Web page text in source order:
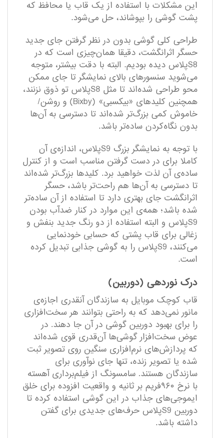
این مشکلات با استفاده از یک قاب یا محافظ که
پشت گوشی را بپوشاند، حل می‌شود.
طراحی کلی گوشی بدون در نظر گرفتن جای جدید
حسگر اثرانگشت، دقیقا همان‌چیزی است که در
S8پلاس دیده بودیم. البته با دقت بیشتر، متوجه
می‌شوید سنسورهای بالای نمایشگر تا جای ممکن
محو طراحی شده‌اند تا مثل S8پلاس تو ذوق نزنند،
همچنین کلیدهای‌ «بیکسبی» (Bixby) و روشن/
خاموش کمی بزرگ‌تر شده‌اند تا دسترسی به آن‌ها
بدون نگاه‌کردن ساده‌تر باشد.
با توجه به نمایشگر بزرگ S9پلاس، اندازه‌ی آن
کاملا برای در دست گرفتن مناسب است و از کنترل
ساده‌ی آن لذت خواهید برد. کلید‌ها بزرگ‌تر شده‌اند
تا دسترسی به آن‌ها هم راحت‌تر باشد، حسگر
اثرانگشت جای بهتری دارد تا استفاده از آن ساده‌تر
شده باشد؛ همه‌ی این موارد در کنار ضدآب بودن
S9پلاس و البته استفاده از دو رنگ جدید بنفش و
زغالی برای قاب پشتی که حسابی خودنمایی
می‌کنند، S9پلاس را به گوشی جذابی تبدیل کرده
است.
درک نوردهی (دوربین)
قاب کوچک موبایل به سازندگان آنقدری اجازه‌ی
مانور نمی‌دهد که به راحتی بتوانند هر سخت‌افزاری
را برای بهبود دوربین گوشی‌ در آن جا دهند. در
عوض سخت‌افزار گوشی‌ها آن‌قدری قوی شده‌اند
که پردازش‌های نرم‌افزاری سنگین روی تصویر ثبت
شده یا تصویر زنده، تنها جای نوآوری برای
سازندگان هستند. سامسونگ از فیلم‌برداری آهسته
با نرخ ۹۶۰فریم بر ثانیه و واقعیت افزوده برای خلق
ایموجی‌های جذاب در این گوشی استفاده کرده تا
دوربین S9پلاس حرف‌های جدیدی برای گفتن
داشته باشد.